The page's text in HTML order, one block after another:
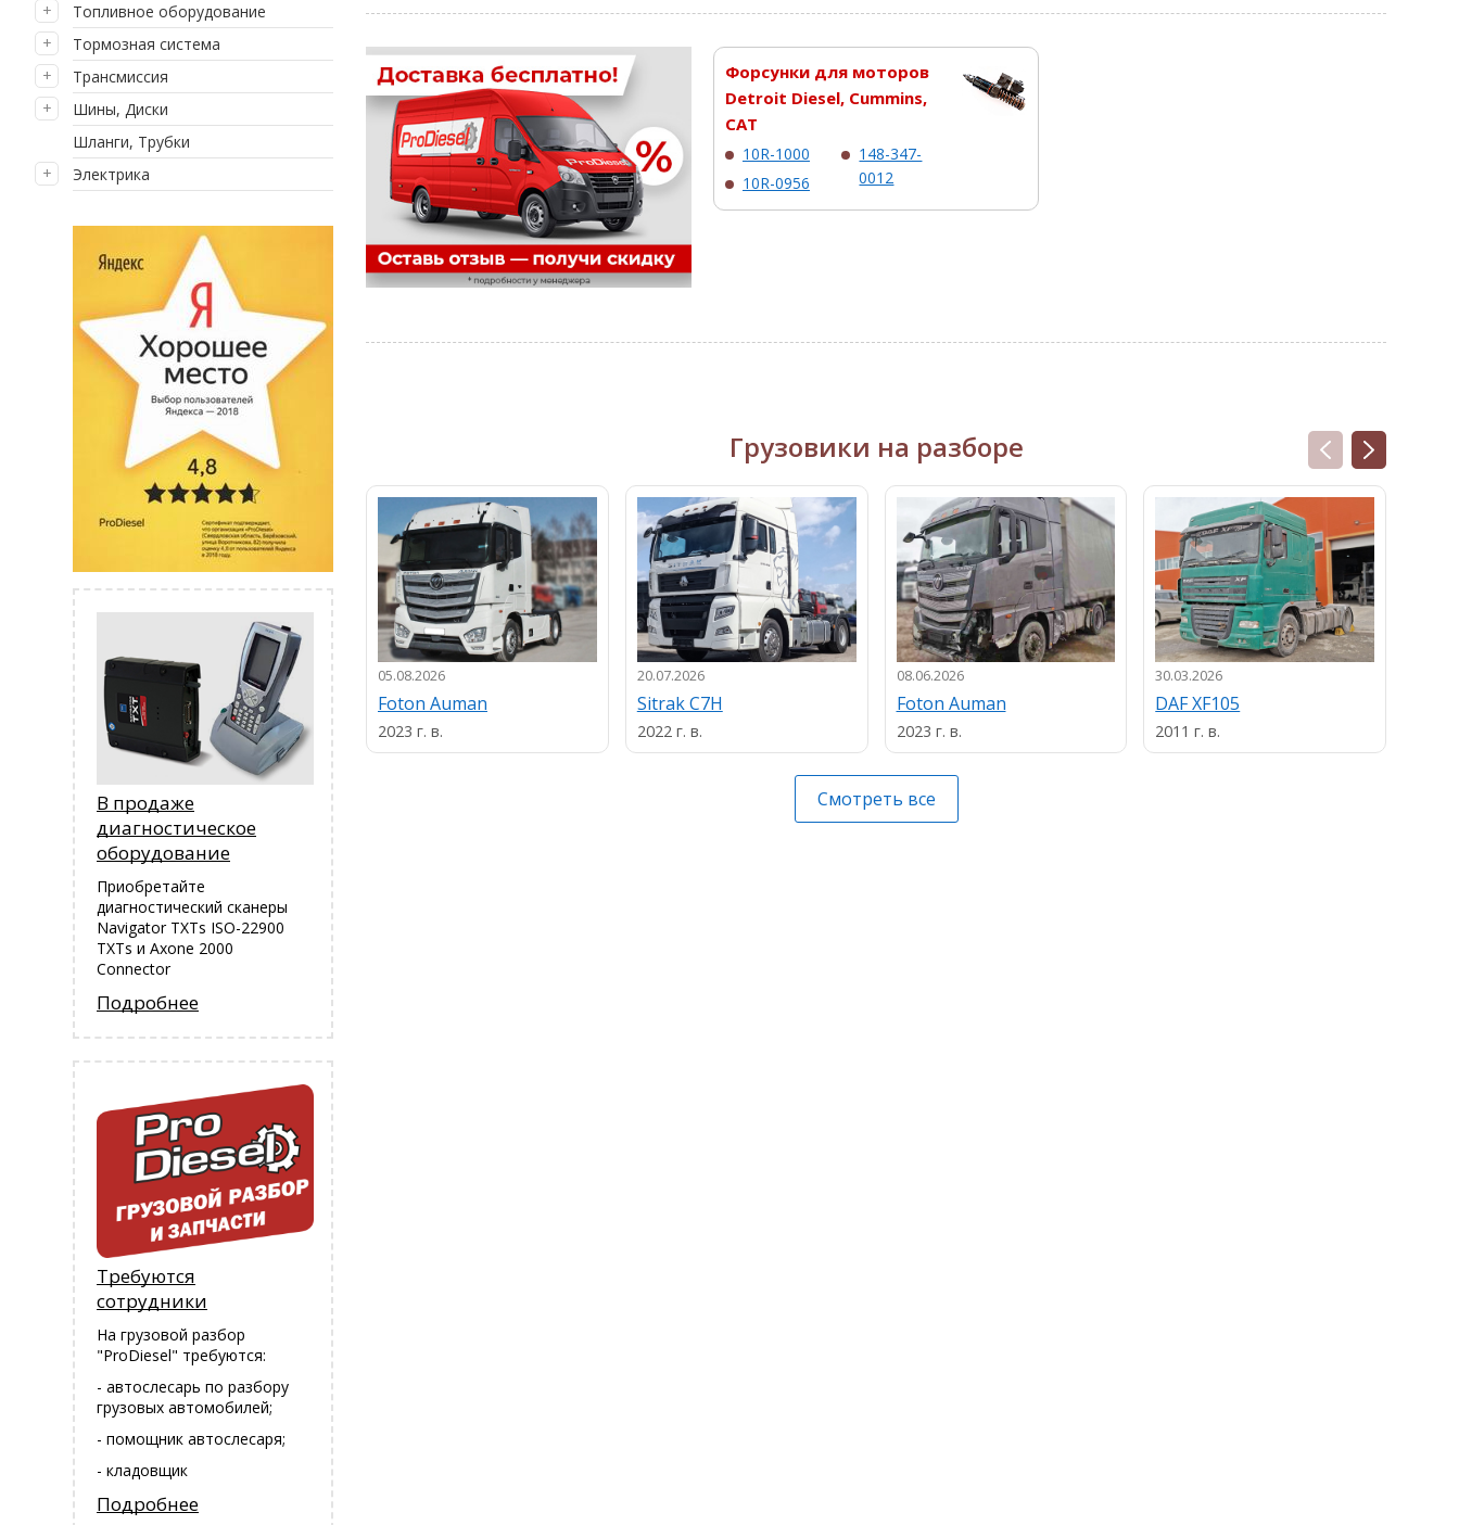
Топливное оборудование
Тормозная система
Трансмиссия
Шины, Диски
Шланги, Трубки
Электрика
В продаже
диагностическое
оборудование
Приобретайте
диагностический сканеры
Navigator TXTs ISO-22900
TXTs и Аxone 2000
Connector
Подробнее
Требуются
сотрудники
На грузовой разбор
"ProDiesel" требуются:
- автослесарь по разбору
грузовых автомобилей;
- помощник автослесаря;
- кладовщик
Подробнее
Форсунки для моторов
Detroit Diesel, Cummins,
CAT
10R-1000
10R-0956
148-347-
0012
Грузовики на разборе
05.08.2026
Foton Auman
2023 г. в.
20.07.2026
Sitrak C7H
2022 г. в.
08.06.2026
Foton Auman
2023 г. в.
30.03.2026
DAF XF105
2011 г. в.
Смотреть все